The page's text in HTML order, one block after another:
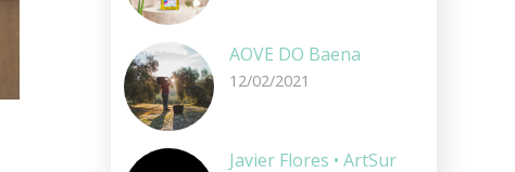
AOVE DO Baena
12/02/2021
Javier Flores • ArtSur